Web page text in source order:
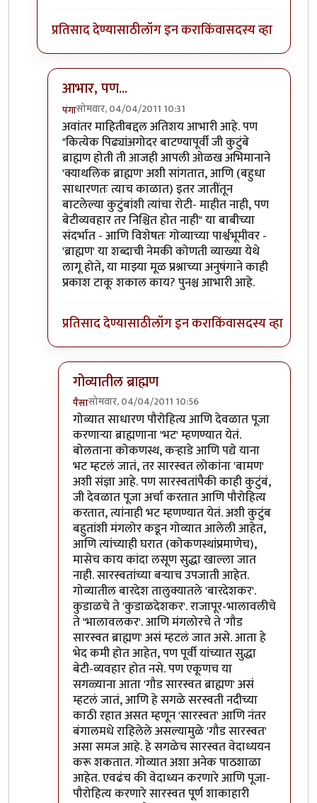
प्रतिसाद देण्यासाठीलॉग इन कराकिंवासदस्य व्हा
आभार, पण...
पंगासोमवार, 04/04/2011 10:31
In reply toथोडक्यात, 'ब्राह्मण' याbyllपुण्याचे पेशवेll
अवांतर माहितीबद्दल अतिशय आभारी आहे. पण
"कित्येक पिढ्यांअगोदर बाटण्यापूर्वी जी कुटुंबे
ब्राह्मण होती ती आजही आपली ओळख अभिमानाने
'क्याथलिक ब्राह्मण' अशी सांगतात, आणि (बहुधा
साधारणतः त्याच काळात) इतर जातींतून
बाटलेल्या कुटुंबांशी त्यांचा रोटी- माहीत नाही, पण
बेटीव्यवहार तर निश्चित होत नाही" या बाबीच्या
संदर्भात - आणि विशेषतः गोव्याच्या पार्श्वभूमीवर -
'ब्राह्मण' या शब्दाची नेमकी कोणती व्याख्या येथे
लागू होते, या माझ्या मूळ प्रश्नाच्या अनुषंगाने काही
प्रकाश टाकू शकाल काय? पुनश्च आभारी आहे.
प्रतिसाद देण्यासाठीलॉग इन कराकिंवासदस्य व्हा
गोव्यातील ब्राह्मण
पैसासोमवार, 04/04/2011 10:56
In reply toआभार, पण...byपंगा
गोव्यात साधारण पौरोहित्य आणि देवळात पूजा
करणार्‍या ब्राह्मणाना 'भट' म्हणण्यात येतं.
बोलताना कोकणस्थ, कर्‍हाडे आणि पद्ये याना
भट म्हटलं जातं, तर सारस्वत लोकांना 'बामण'
अशी संज्ञा आहे. पण सारस्वतांपैकी काही कुटुंबं,
जी देवळात पूजा अर्चा करतात आणि पौरोहित्य
करतात, त्यांनाही भट म्हणण्यात येतं. अशी कुटुंब
बहुतांशी मंगलोर कडून गोव्यात आलेली आहेत,
आणि त्यांच्याही घरात (कोकणस्थांप्रमाणेच),
मासेच काय कांदा लसूण सुद्धा खाल्ला जात
नाही. सारस्वतांच्या बर्‍याच उपजाती आहेत.
गोव्यातील बारदेश तालुक्यातले 'बारदेशकर'.
कुडाळचे ते 'कुडाळदेशकर'. राजापूर-भालावलीचे
ते 'भालावलकर'. आणि मंगलोरचे ते 'गौड
सारस्वत ब्राह्मण' असं म्हटलं जात असे. आता हे
भेद कमी होत आहेत, पण पूर्वी यांच्यात सुद्धा
बेटी-व्यवहार होत नसे. पण एकूणच या
सगळ्याना आता 'गौड सारस्वत ब्राह्मण' असं
म्हटलं जातं, आणि हे सगळे सरस्वती नदीच्या
काठी रहात असत म्हणून 'सारस्वत' आणि नंतर
बंगालमधे राहिलेले असल्यामुळे 'गौड सारस्वत'
असा समज आहे. हे सगळेच सारस्वत वेदाध्ययन
करू शकतात. गोव्यात अशा अनेक पाठशाळा
आहेत. एवढंच की वेदाध्यन करणारे आणि पूजा-
पौरोहित्य करणारे सारस्वत पूर्ण शाकाहारी